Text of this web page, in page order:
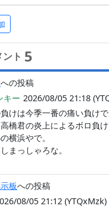
ト 5
への投稿
キー 2026/08/05 21:18
けは今季一番の痛い負けで
橋君の炎上によるボロ負け
横浜やで。
まっしゃろな。
板への投稿
08/05 21:12 (YTQxMzk)